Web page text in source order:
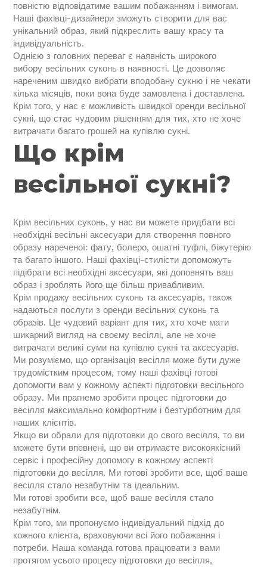
повністю відповідатиме вашим побажанням і вимогам.
Наші фахівці-дизайнери зможуть створити для вас
унікальний образ, який підкреслить вашу красу та
індивідуальність.
Однією з головних переваг є наявність широкого
вибору весільних суконь в наявності. Це дозволяє
нареченим швидко вибрати вподобану сукню і не чекати
кілька місяців, поки вона буде замовлена і доставлена.
Крім того, у нас є можливість швидкої оренди весільної
сукні, що стає чудовим рішенням для тих, хто не хоче
витрачати багато грошей на купівлю сукні.
Що крім
весільної сукні?
Крім весільних суконь, у нас ви можете придбати всі
необхідні весільні аксесуари для створення повного
образу нареченої: фату, болеро, ошатні туфлі, біжутерію
та багато іншого. Наші фахівці-стилісти допоможуть
підібрати всі необхідні аксесуари, які доповнять ваш
образ і зроблять його ще більш привабливим.
Крім продажу весільних суконь та аксесуарів, також
надаються послуги з оренди весільних суконь та
образів. Це чудовий варіант для тих, хто хоче мати
шикарний вигляд на своєму весіллі, але не хоче
витрачати великі суми на купівлю сукні та аксесуарів.
Ми розуміємо, що організація весілля може бути дуже
трудомістким процесом, тому наші фахівці готові
допомогти вам у кожному аспекті підготовки весільного
образу. Ми прагнемо зробити процес підготовки до
весілля максимально комфортним і безтурботним для
наших клієнтів.
Якщо ви обрали для підготовки до свого весілля, то ви
можете бути впевнені, що ви отримаєте високоякісний
сервіс і професійну допомогу в кожному аспекті
підготовки до весілля. Ми готові зробити все, щоб ваше
весілля стало незабутнім та ідеальним.
Ми готові зробити все, щоб ваше весілля стало
незабутнім.
Крім того, ми пропонуємо індивідуальний підхід до
кожного клієнта, враховуючи всі його побажання і
потреби. Наша команда готова працювати з вами
протягом усього процесу підготовки до весілля,